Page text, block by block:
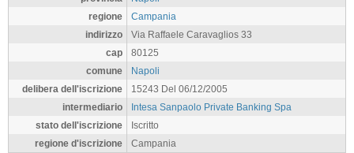
regione
Campania
indirizzo
Via Raffaele Caravaglios 33
cap
80125
comune
Napoli
delibera dell'iscrizione
15243 Del 06/12/2005
intermediario
Intesa Sanpaolo Private Banking Spa
stato dell'iscrizione
Iscritto
regione d'iscrizione
Campania